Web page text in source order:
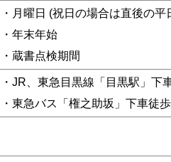
・月曜日 (祝日の場合は直後の平
・年末年始
・蔵書点検期間
・JR、東急目黒線「目黒駅」下
・東急バス「権之助坂」下車徒